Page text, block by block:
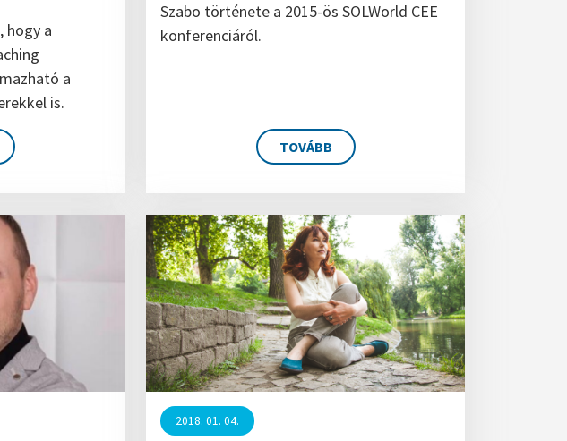
hogy a
a
is.
Szabo története a 2015-ös SOLWorld CEE
konferenciáról.
TOVÁBB
2018. 01. 04.